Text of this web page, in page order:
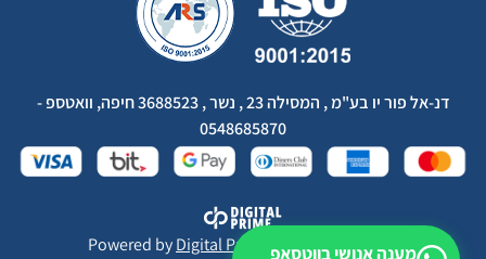
דנ-אל פור יו בע"מ , המסילה 23 , נשר , 3688523 חיפה, וואטספ -
0548685870
Powered byDigital Prime Monetization LTD
מענה אנושי בווטסאפ